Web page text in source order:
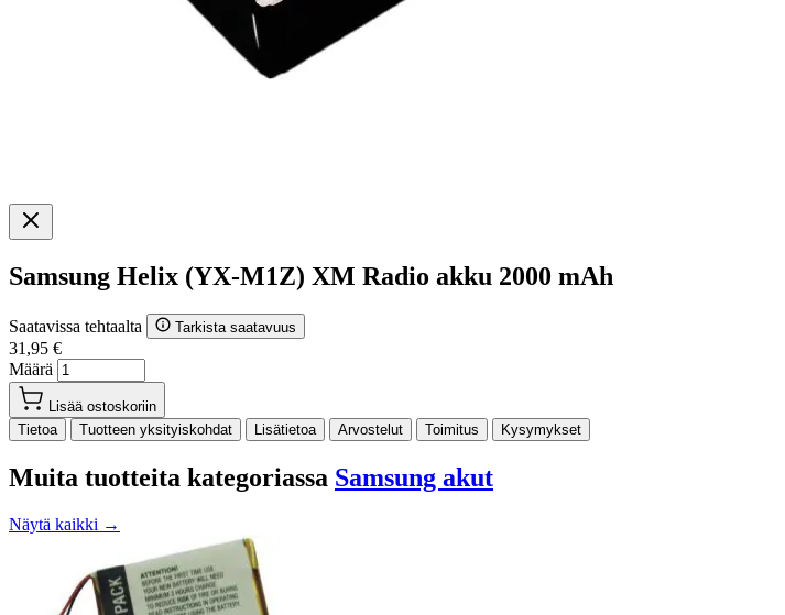
Samsung Helix (YX-M1Z) XM Radio akku 2000 mAh
Saatavissa tehtaalta Tarkista saatavuus
31,95 €
Määrä
Lisää ostoskoriin
Tietoa
Tuotteen yksityiskohdat Lisätietoa Arvostelut Toimitus Kysymykset
Muita tuotteita kategoriassa Samsung akut
Näytä kaikki →